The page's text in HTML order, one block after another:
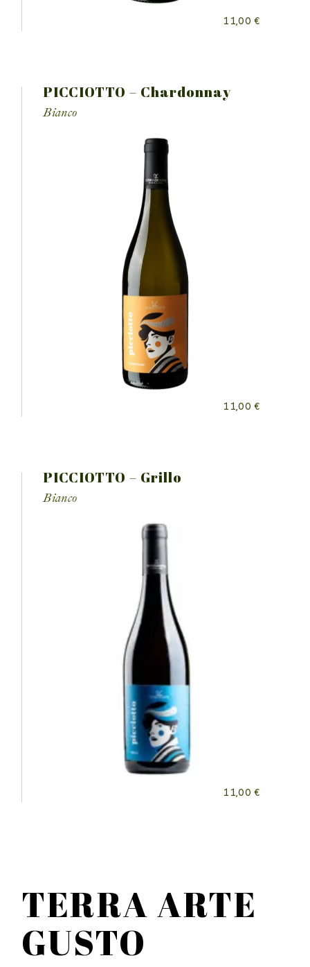
11,00€
PICCIOTTO – Chardonnay
Bianco
11,00€
PICCIOTTO – Grillo
Bianco
11,00€
TERRA ARTE
GUSTO